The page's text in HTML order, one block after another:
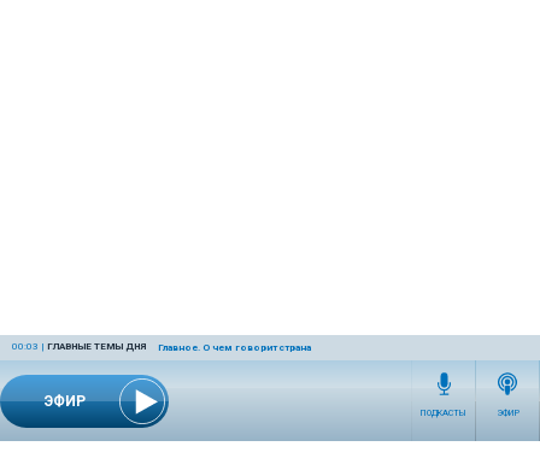
ЭФИР
00:03 | ГЛАВНЫЕ ТЕМЫ ДНЯ Главное. О чем говорит страна
ПОДКАСТЫ ЭФИР